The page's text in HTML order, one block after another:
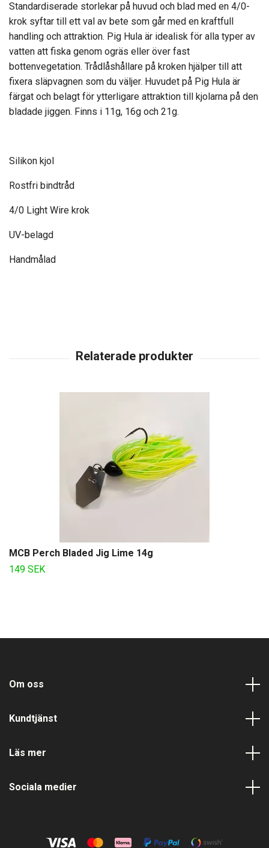
Standardiserade storlekar på huvud och blad med en 4/0-
krok syftar till ett val av bete som går med en kraftfull
handling och attraktion. Pig Hula är idealisk för alla typer av
vatten att fiska genom ogräs eller över fast
bottenvegetation. Trådlåshållare på kroken hjälper till att
fixera släpvagnen som du väljer. Huvudet på Pig Hula är
färgat och belagt för ytterligare attraktion till kjolarna på den
bladade jiggen. Finns i 11g, 16g och 21g.
Silikon kjol
Rostfri bindtråd
4/0 Light Wire krok
UV-belagd
Handmålad
MCB Perch Bladed Jig Lime 14g
149 SEK
Om oss
Kundtjänst
Läs mer
Sociala medier